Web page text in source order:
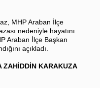
MHP Araban İlçe
nedeniyle hayatını
Araban İlçe Başkan
açıkladı.
ZAHİDDİN KARAKUZA